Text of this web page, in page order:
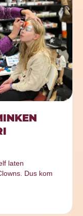
laten
Dus kom